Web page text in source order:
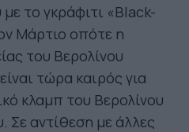
το γκράφιτι «Black-
Μάρτιο οπότε η
του Βερολίνου
τώρα καιρός για
κλαμπ του Βερολίνου
Σε αντίθεση με άλλες